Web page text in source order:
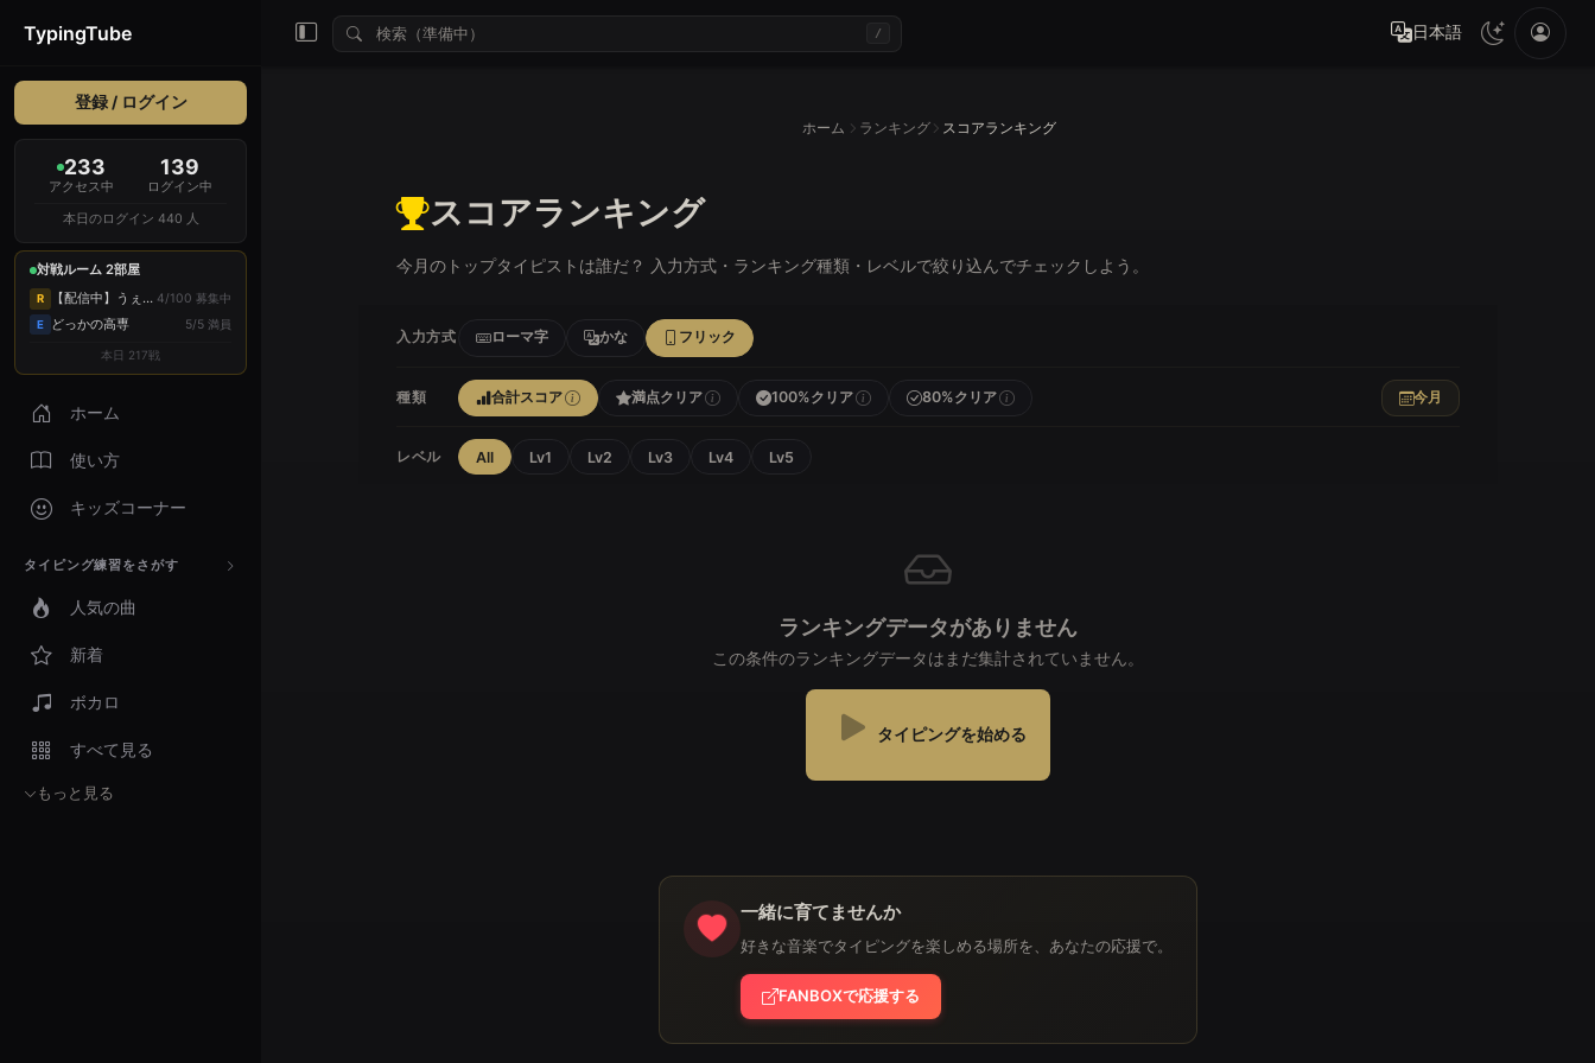
TypingTube
登録 / ログイン
233
アクセス中
139
ログイン中
本日のログイン 440 人
対戦ルーム 2部屋
R 【配信中】うぇるあ... 4/100 募集中
E どっかの高専 5/5 満員
本日 217戦
ホーム
使い方
キッズコーナー
タイピング練習をさがす
人気の曲
新着
ボカロ
すべて見る
もっと見る
/ 日本語
ホーム ランキング スコアランキング
スコアランキング
今月のトップタイピストは誰だ？ 入力方式・ランキング種類・レベルで絞り込んでチェックしよう。
入力方式 ローマ字 かな フリック
種類 合計スコア 満点クリア 100%クリア 80%クリア 今月
レベル All Lv1 Lv2 Lv3 Lv4 Lv5
ランキングデータがありません
この条件のランキングデータはまだ集計されていません。
タイピングを始める
一緒に育てませんか
好きな音楽でタイピングを楽しめる場所を、あなたの応援で。
FANBOXで応援する